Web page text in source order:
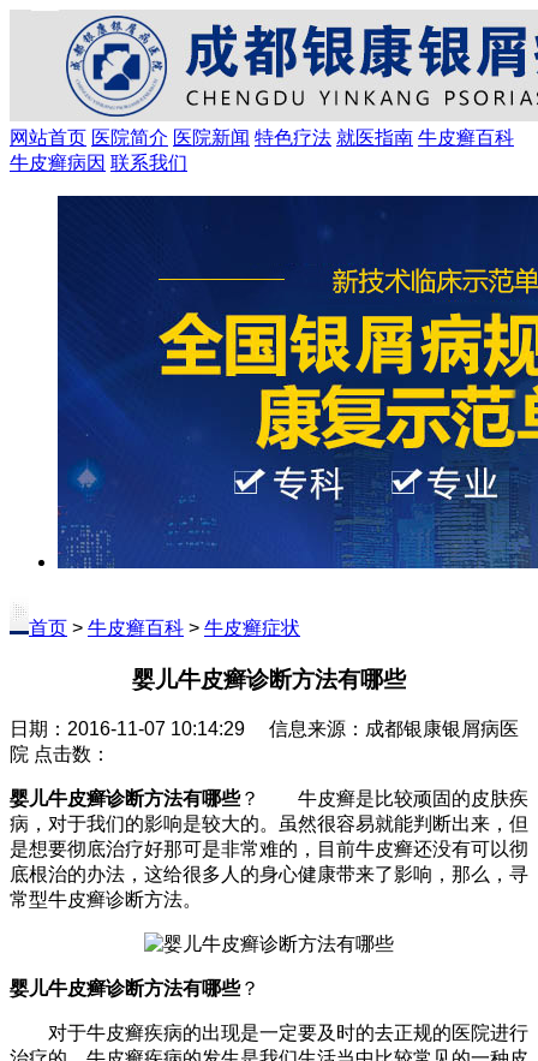
网站首页 医院简介 医院新闻 特色疗法 就医指南 牛皮癣百科
牛皮癣病因 联系我们
首页 > 牛皮癣百科 > 牛皮癣症状
婴儿牛皮癣诊断方法有哪些
日期：2016-11-07 10:14:29 信息来源：成都银康银屑病医
院 点击数：
婴儿牛皮癣诊断方法有哪些？ 牛皮癣是比较顽固的皮肤疾
病，对于我们的影响是较大的。虽然很容易就能判断出来，但
是想要彻底治疗好那可是非常难的，目前牛皮癣还没有可以彻
底根治的办法，这给很多人的身心健康带来了影响，那么，寻
常型牛皮癣诊断方法。
婴儿牛皮癣诊断方法有哪些？
对于牛皮癣疾病的出现是一定要及时的去正规的医院进行